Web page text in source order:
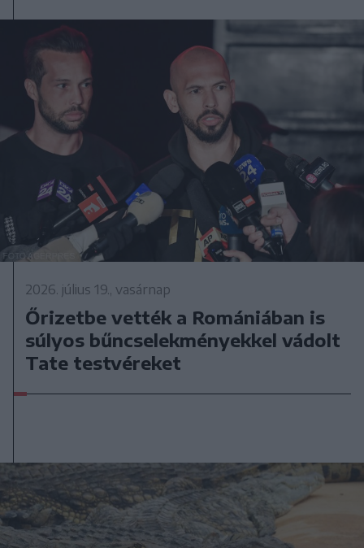
2026. július 19., vasárnap
Őrizetbe vették a Romániában is
súlyos bűncselekményekkel vádolt
Tate testvéreket